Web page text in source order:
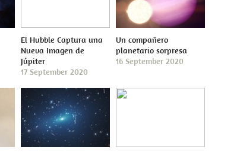
El Hubble Captura una
Nueva Imagen de
Júpiter
17 September 2020
Un compañero
planetario sorpresa
16 September 2020